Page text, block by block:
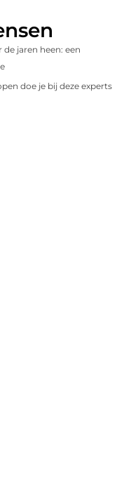
jaren heen: een
doe je bij deze experts